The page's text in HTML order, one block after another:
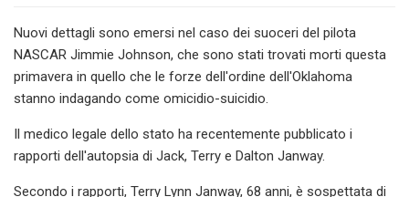
Nuovi dettagli sono emersi nel caso dei suoceri del pilota
NASCAR Jimmie Johnson, che sono stati trovati morti questa
primavera in quello che le forze dell'ordine dell'Oklahoma
stanno indagando come omicidio-suicidio.
Il medico legale dello stato ha recentemente pubblicato i
rapporti dell'autopsia di Jack, Terry e Dalton Janway.
Secondo i rapporti, Terry Lynn Janway, 68 anni, è sospettata di